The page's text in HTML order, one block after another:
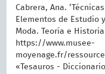
Cabrera, Ana.
Elementos de Estudio
Moda. Teoría e
https://www.musee-
moyenage.fr/
«Tesauros -